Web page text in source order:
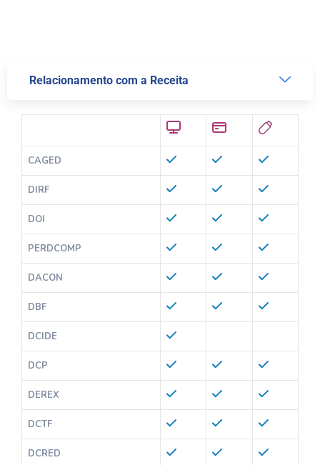
Relacionamento com a Receita
CAGED
DIRF
DOI
PERDCOMP
DACON
DBF
DCIDE
DCP
DEREX
DCTF
DCRED